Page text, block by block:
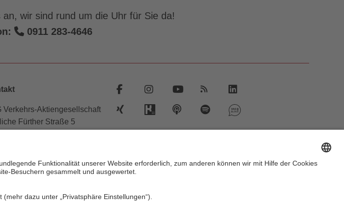
wir sind rund um die Uhr für Sie da!
0911 283-4646
Verkehrs-Aktiengesellschaft
Fürther Straße 5